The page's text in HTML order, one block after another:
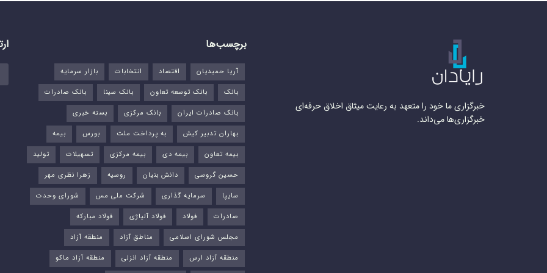
خبرگزاری ما خود را متعهد به رعایت میثاق اخلاق حرفه‌ای
خبرگزاری‌ها می‌داند.
برچسب‌ها
آریا حمیدیان اقتصاد انتخابات
بازار سرمایه
بانک
بانک توسعه تعاون بانک سینا
بانک صادرات
بانک صادرات ایران
بانک مرکزی
بسته خبری
بهاران تدبیر کیش
به پرداخت ملت بورس‌
بیمه
بیمه تعاون
بیمه دی بیمه مرکزی تسهیلات
تولید
حسین گروسی
دانش بنیان روسیه
زهرا نظری مهر
سایپا
سرمایه گذاری شرکت ملی مس
شورای وحدت
صادرات
فولاد فولاد آلیاژی
فولاد مبارکه
مجلس شورای اسلامی
مناطق آزاد
منطقه آزاد
منطقه آزاد ارس
منطقه آزاد انزلی منطقه آزاد ماکو